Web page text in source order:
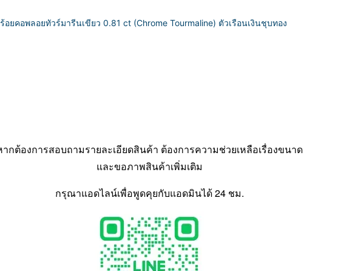
อยคอพลอยทัวร์มารีนเขียว 0.81 ct (Chrome Tourmaline) ตัวเรือนเงินชุบทอง
กต้องการสอบถามรายละเอียดสินค้า ต้องการความช่วยเหลือเรื่องขนาด
และขอภาพสินค้าเพิ่มเติม
กรุณาแอดไลน์เพื่อพูดคุยกับแอดมินได้ 24 ชม.